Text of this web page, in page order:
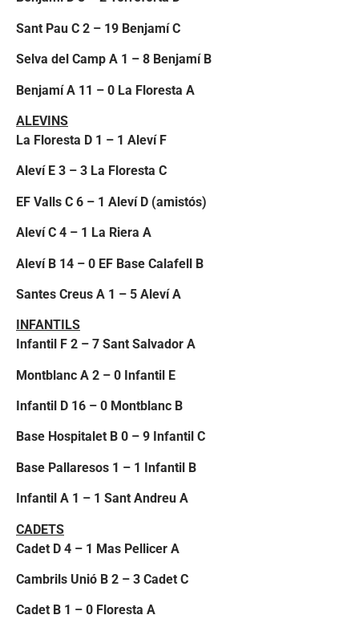
Sant Pau C 2 – 19 Benjamí C
Selva del Camp A 1 – 8 Benjamí B
Benjamí A 11 – 0 La Floresta A
ALEVINS
La Floresta D 1 – 1 Aleví F
Aleví E 3 – 3 La Floresta C
EF Valls C 6 – 1 Aleví D (amistós)
Aleví C 4 – 1 La Riera A
Aleví B 14 – 0 EF Base Calafell B
Santes Creus A 1 – 5 Aleví A
INFANTILS
Infantil F 2 – 7 Sant Salvador A
Montblanc A 2 – 0 Infantil E
Infantil D 16 – 0 Montblanc B
Base Hospitalet B 0 – 9 Infantil C
Base Pallaresos 1 – 1 Infantil B
Infantil A 1 – 1 Sant Andreu A
CADETS
Cadet D 4 – 1 Mas Pellicer A
Cambrils Unió B 2 – 3 Cadet C
Cadet B 1 – 0 Floresta A